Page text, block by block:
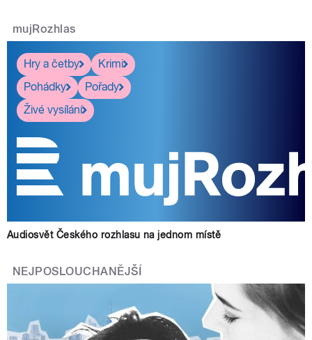
mujRozhlas
Hry a četby
Krimi
Pohádky
Pořady
Živé vysílání
Audiosvět Českého rozhlasu na jednom místě
NEJPOSLOUCHANĚJŠÍ